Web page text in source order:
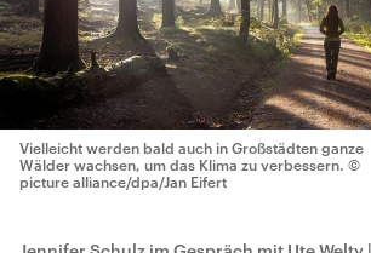
Vielleicht werden bald auch in Großstädten ganze
Wälder wachsen, um das Klima zu verbessern. ©
picture alliance/dpa/Jan Eifert